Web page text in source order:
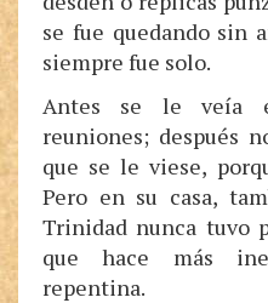
se fue quedando sin
siempre fue solo.
Antes se le veía
reuniones; después
que se le viese,
Pero en su casa,
Trinidad nunca tuvo
que hace más
repentina.